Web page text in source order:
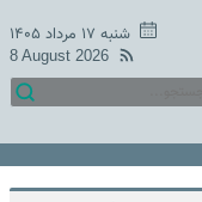
شنبه ۱۷ مرداد ۱۴۰۵
8 August 2026